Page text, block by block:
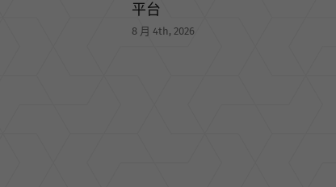
Group）亞洲媒體代理業務
7 月 31st, 2026